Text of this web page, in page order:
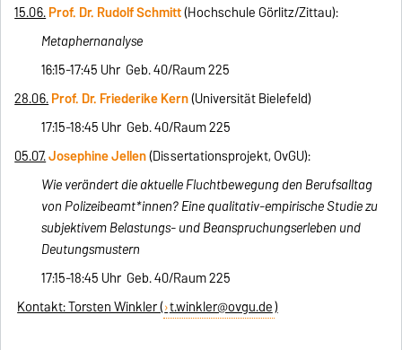
15.06.Prof. Dr. Rudolf Schmitt(Hochschule Görlitz/Zittau):
Metaphernanalyse
16:15-17:45 Uhr Geb. 40/Raum 225
28.06.Prof. Dr. Friederike Kern(Universität Bielefeld)
17:15-18:45 Uhr Geb. 40/Raum 225
05.07.Josephine Jellen(Dissertationsprojekt, OvGU):
Wie verändert die aktuelle Fluchtbewegung den Berufsalltag
von Polizeibeamt*innen? Eine qualitativ-empirische Studie zu
subjektivem Belastungs- und Beanspruchungserleben und
Deutungsmustern
17:15-18:45 Uhr Geb. 40/Raum 225
Kontakt: Torsten Winkler ( t.winkler@ovgu.de)